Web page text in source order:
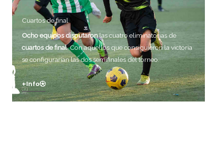
Cuartos de final
Ocho equipos disputaronlas cuatro eliminatorias de
cuartos de final. Con aquellos que consiguieron la victoria
se configurarían las dos semifinales del torneo.
+info